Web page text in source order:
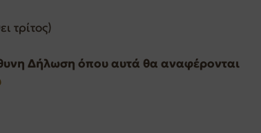
τρίτος)
Δήλωση όπου αυτά θα αναφέρονται